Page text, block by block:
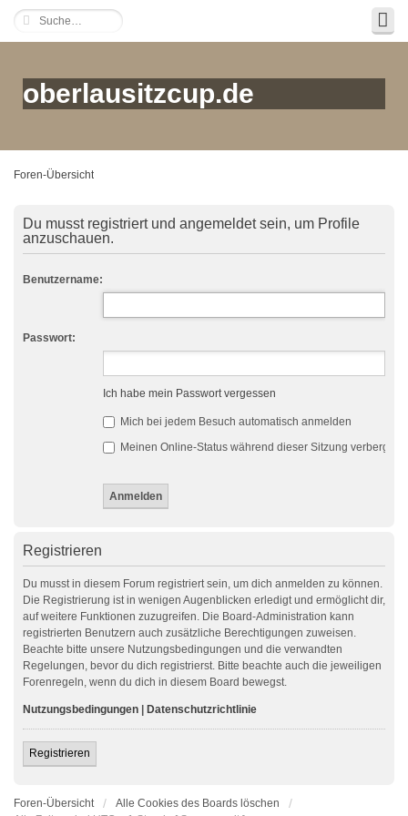
oberlausitzcup.de
Foren-Übersicht
Du musst registriert und angemeldet sein, um Profile
anzuschauen.
Benutzername:
Passwort:
Ich habe mein Passwort vergessen
Mich bei jedem Besuch automatisch anmelden
Meinen Online-Status während dieser Sitzung verbergen
Registrieren
Du musst in diesem Forum registriert sein, um dich anmelden zu können.
Die Registrierung ist in wenigen Augenblicken erledigt und ermöglicht dir,
auf weitere Funktionen zuzugreifen. Die Board-Administration kann
registrierten Benutzern auch zusätzliche Berechtigungen zuweisen.
Beachte bitte unsere Nutzungsbedingungen und die verwandten
Regelungen, bevor du dich registrierst. Bitte beachte auch die jeweiligen
Forenregeln, wenn du dich in diesem Board bewegst.
Nutzungsbedingungen Datenschutzrichtlinie
Registrieren
Foren-Übersicht
Alle Cookies des Boards löschen